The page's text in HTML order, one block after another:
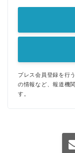
プレス会員登録を行
の情報など、報道機
す。